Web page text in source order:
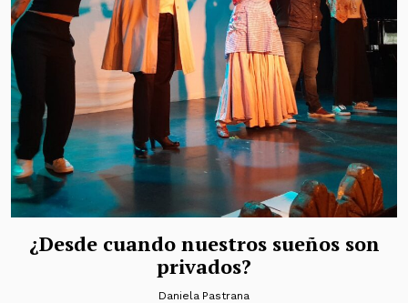
¿Desde cuando nuestros sueños son
privados?
Daniela Pastrana